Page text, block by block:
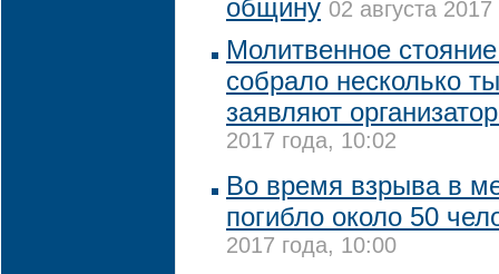
общину 02 августа
Молитвенное
собрало несколько
заявляют
2017 года, 10:02
Во время взрыва в
погибло около 50
2017 года, 10:00